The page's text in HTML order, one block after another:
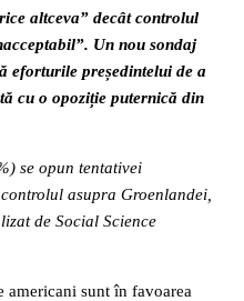
altceva” decât controlul
Un nou sondaj
eforturile președintelui de a
cu o opoziție puternică din
se opun tentativei
asupra Groenlandei,
de Social Science
americani sunt în favoarea